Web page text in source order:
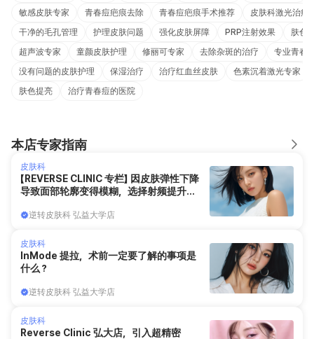
敏感皮肤专家 青春痘疤痕去除 青春痘疤痕手术推荐
皮肤科激光治疗
干净的毛孔管理
护理皮肤问题 强化皮肤屏障 PRP注射效果
肤色
超声波专家
童颜皮肤护理 修丽可专家 去除杂斑的治疗
专业青春
没有问题的皮肤护理
保湿治疗 治疗红血丝皮肤
色素沉着激光专家
肤色提亮
治疗青春痘的医院
本店专家指南
皮肤科
【REVERSE CLINIC 专栏】 因皮肤弹性下降
导致面部轮廓变得模糊，选择射频提升项
逆转皮肤科 弘益大学店
皮肤科
InMode 提拉，术前一定要了解的事项是
什么？
逆转皮肤科 弘益大学店
皮肤科
Reverse Clinic 弘大店，引入超精密